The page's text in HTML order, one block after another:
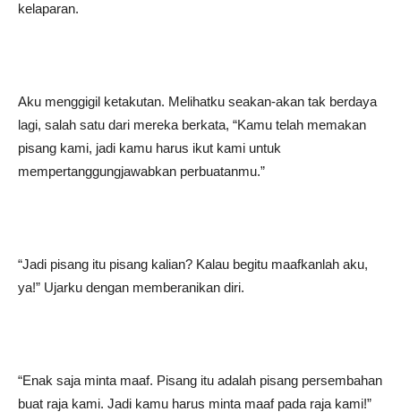
kelaparan.
Aku menggigil ketakutan. Melihatku seakan-akan tak berdaya
lagi, salah satu dari mereka berkata, “Kamu telah memakan
pisang kami, jadi kamu harus ikut kami untuk
mempertanggungjawabkan perbuatanmu.”
“Jadi pisang itu pisang kalian? Kalau begitu maafkanlah aku,
ya!” Ujarku dengan memberanikan diri.
“Enak saja minta maaf. Pisang itu adalah pisang persembahan
buat raja kami. Jadi kamu harus minta maaf pada raja kami!”